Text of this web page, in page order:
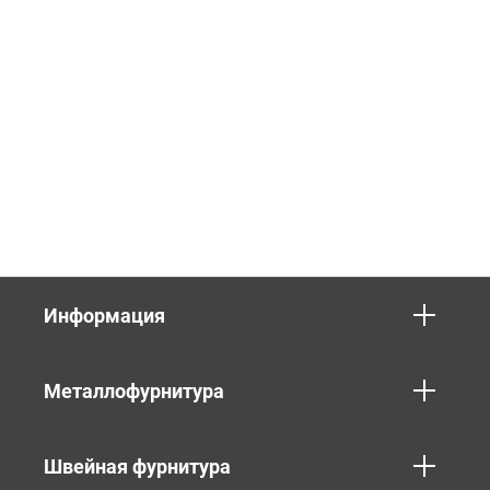
Информация
Металлофурнитура
Швейная фурнитура